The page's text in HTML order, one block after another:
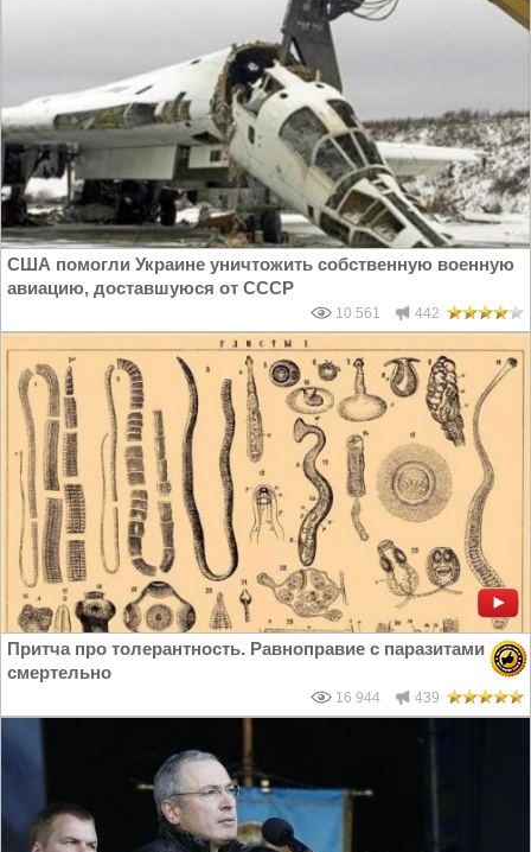
США помогли Украине уничтожить собственную военную
авиацию, доставшуюся от СССР
10 561 442
Притча про толерантность. Равноправие с паразитами
смертельно
16 944 439